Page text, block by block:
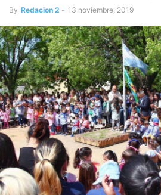
By Redacion 2 - 13 noviembre, 2019